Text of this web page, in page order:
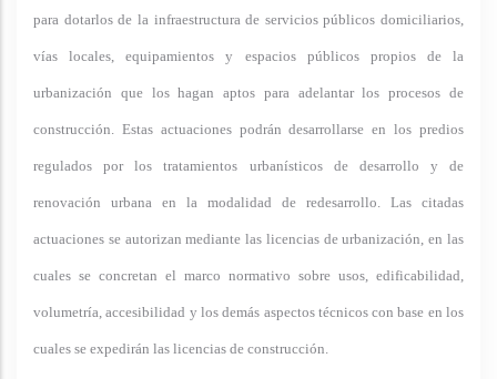
para dotarlos de la infraestructura de servicios públicos domiciliarios,
vías locales, equipamientos y espacios públicos propios de la
urbanización que los hagan aptos para adelantar los procesos de
construcción. Estas actuaciones podrán desarrollarse en los predios
regulados por los tratamientos urbanísticos de desarrollo y de
renovación urbana en la modalidad de redesarrollo. Las citadas
actuaciones se autorizan mediante las licencias de urbanización, en las
cuales se concretan el marco normativo sobre usos, edificabilidad,
volumetría, accesibilidad y los demás aspectos técnicos con base en los
cuales se expedirán las licencias de construcción.